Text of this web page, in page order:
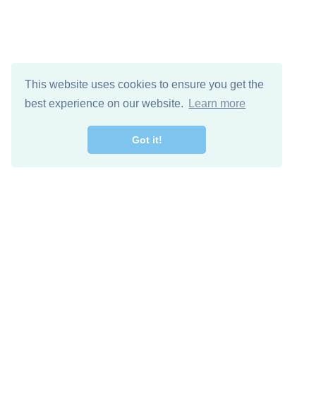
This website uses cookies to ensure you get the
best experience on our website.
Learn more
Got it!